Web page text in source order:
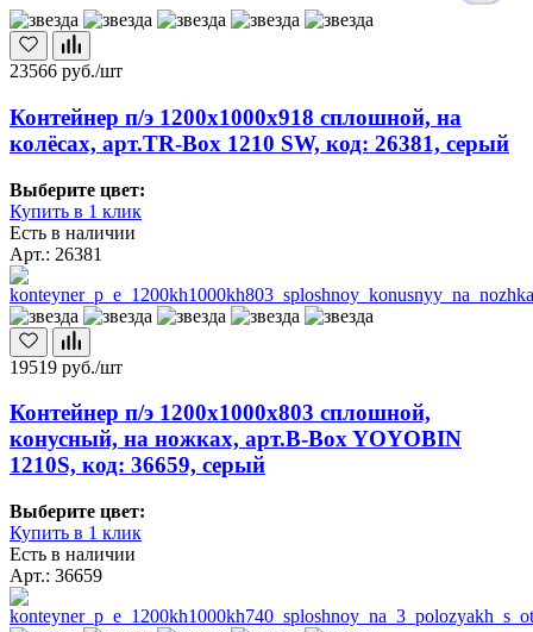
23566 руб./шт
Контейнер п/э 1200х1000х918 сплошной, на
колёсах, арт.TR-Box 1210 SW, код: 26381, серый
Выберите цвет:
Купить в 1 клик
Есть в наличии
Арт.: 26381
19519 руб./шт
Контейнер п/э 1200х1000х803 сплошной,
конусный, на ножках, арт.B-Box YOYOBIN
1210S, код: 36659, серый
Выберите цвет:
Купить в 1 клик
Есть в наличии
Арт.: 36659